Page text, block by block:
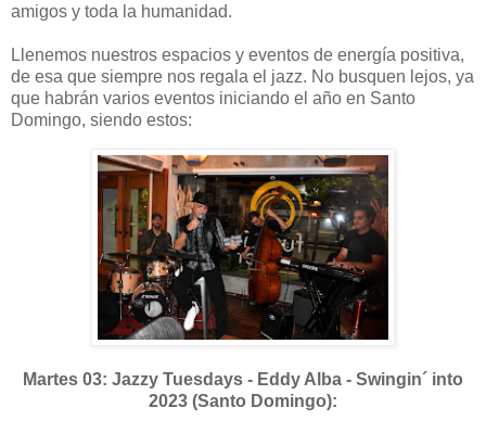
amigos y toda la humanidad.
Llenemos nuestros espacios y eventos de energía positiva,
de esa que siempre nos regala el jazz. No busquen lejos, ya
que habrán varios eventos iniciando el año en Santo
Domingo, siendo estos:
Martes 03: Jazzy Tuesdays - Eddy Alba - Swingin´ into
2023 (Santo Domingo):